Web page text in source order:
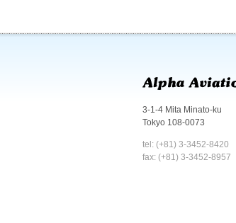
3-1-4 Mita Minato-ku
Tokyo 108-0073
tel: (+81) 3-3452-8420
fax: (+81) 3-3452-8957